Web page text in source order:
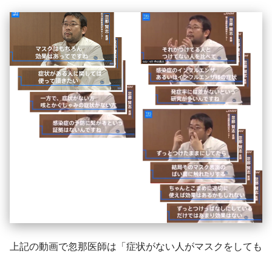
上記の動画で忽那医師は「症状がない人がマスクをしても